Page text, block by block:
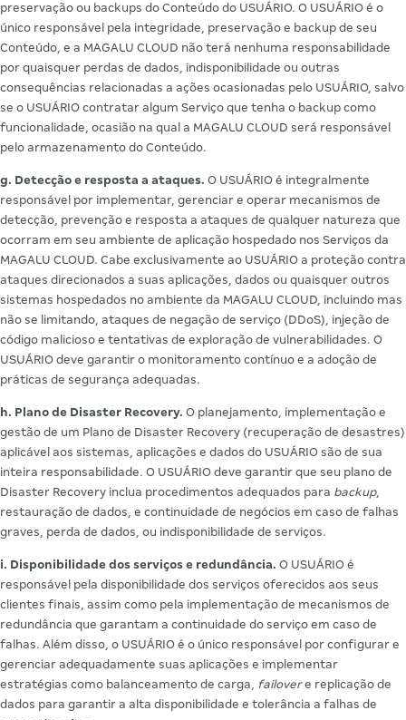
preservação ou backups do Conteúdo do USUÁRIO. O USUÁRIO é o
único responsável pela integridade, preservação e backup de seu
Conteúdo, e a MAGALU CLOUD não terá nenhuma responsabilidade
por quaisquer perdas de dados, indisponibilidade ou outras
consequências relacionadas a ações ocasionadas pelo USUÁRIO, salvo
se o USUÁRIO contratar algum Serviço que tenha o backup como
funcionalidade, ocasião na qual a MAGALU CLOUD será responsável
pelo armazenamento do Conteúdo.
g. Detecção e resposta a ataques. O USUÁRIO é integralmente
responsável por implementar, gerenciar e operar mecanismos de
detecção, prevenção e resposta a ataques de qualquer natureza que
ocorram em seu ambiente de aplicação hospedado nos Serviços da
MAGALU CLOUD. Cabe exclusivamente ao USUÁRIO a proteção contra
ataques direcionados a suas aplicações, dados ou quaisquer outros
sistemas hospedados no ambiente da MAGALU CLOUD, incluindo mas
não se limitando, ataques de negação de serviço (DDoS), injeção de
código malicioso e tentativas de exploração de vulnerabilidades. O
USUÁRIO deve garantir o monitoramento contínuo e a adoção de
práticas de segurança adequadas.
h. Plano de Disaster Recovery. O planejamento, implementação e
gestão de um Plano de Disaster Recovery (recuperação de desastres)
aplicável aos sistemas, aplicações e dados do USUÁRIO são de sua
inteira responsabilidade. O USUÁRIO deve garantir que seu plano de
Disaster Recovery inclua procedimentos adequados para backup,
restauração de dados, e continuidade de negócios em caso de falhas
graves, perda de dados, ou indisponibilidade de serviços.
i. Disponibilidade dos serviços e redundância. O USUÁRIO é
responsável pela disponibilidade dos serviços oferecidos aos seus
clientes finais, assim como pela implementação de mecanismos de
redundância que garantam a continuidade do serviço em caso de
falhas. Além disso, o USUÁRIO é o único responsável por configurar e
gerenciar adequadamente suas aplicações e implementar
estratégias como balanceamento de carga, failovere replicação de
dados para garantir a alta disponibilidade e tolerância a falhas de